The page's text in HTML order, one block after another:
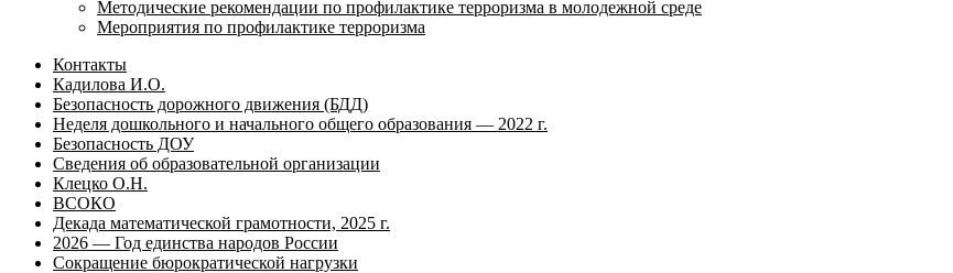
Методические рекомендации по профилактике терроризма в молодежной среде
Мероприятия по профилактике терроризма
Контакты
Кадилова И.О.
Безопасность дорожного движения (БДД)
Неделя дошкольного и начального общего образования — 2022 г.
Безопасность ДОУ
Сведения об образовательной организации
Клецко О.Н.
ВСОКО
Декада математической грамотности, 2025 г.
2026 — Год единства народов России
Сокращение бюрократической нагрузки